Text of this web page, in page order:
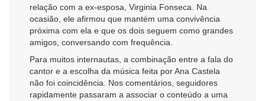
relação com a ex-esposa, Virginia Fonseca. Na
ocasião, ele afirmou que mantém uma convivência
próxima com ela e que os dois seguem como grandes
amigos, conversando com frequência.
Para muitos internautas, a combinação entre a fala do
cantor e a escolha da música feita por Ana Castela
não foi coincidência. Nos comentários, seguidores
rapidamente passaram a associar o conteúdo a uma